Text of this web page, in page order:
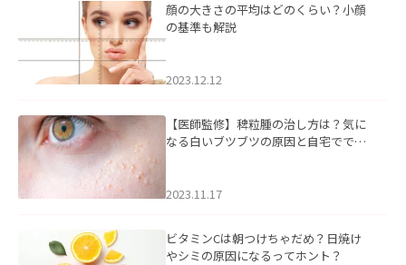
顔の大きさの平均はどのくらい？小顔
の基準も解説
2023.12.12
【医師監修】稗粒腫の治し方は？気に
なる白いブツブツの原因と自宅ででき
2023.11.17
ビタミンCは朝つけちゃだめ？日焼け
やシミの原因になるってホント？